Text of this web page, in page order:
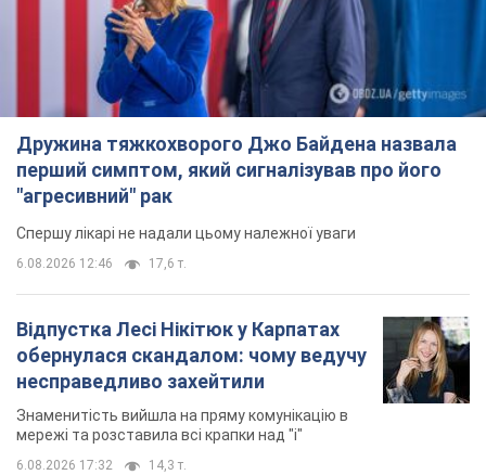
Дружина тяжкохворого Джо Байдена назвала
перший симптом, який сигналізував про його
"агресивний" рак
Спершу лікарі не надали цьому належної уваги
6.08.2026 12:46 17,6 т.
Відпустка Лесі Нікітюк у Карпатах
обернулася скандалом: чому ведучу
несправедливо захейтили
Знаменитість вийшла на пряму комунікацію в
мережі та розставила всі крапки над "і"
6.08.2026 17:32 14,3 т.